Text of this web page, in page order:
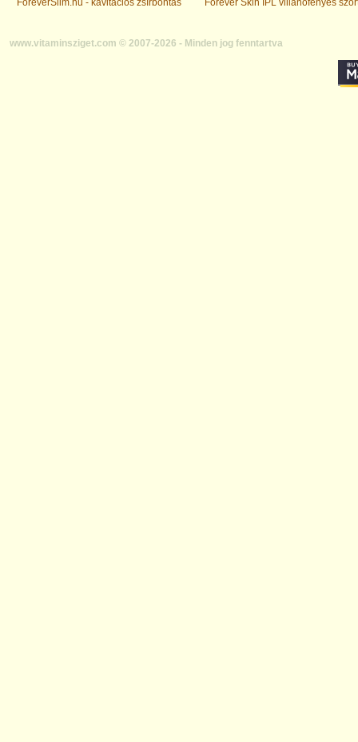
ForeverSlim.hu - kavitációs zsírbontás Forever Skin IPL villanófényes
www.vitaminsziget.com © 2007-2026 - Minden jog fenntartva